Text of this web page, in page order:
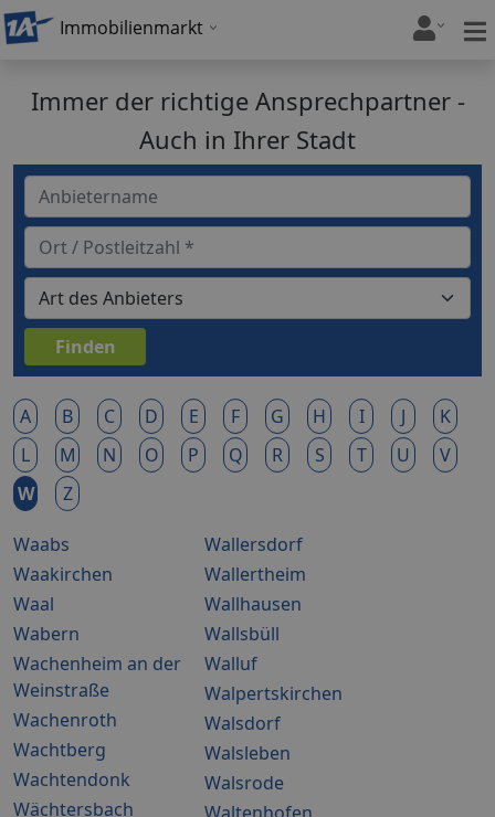
Immobilienmarkt
Immer der richtige Ansprechpartner -
Auch in Ihrer Stadt
A B C D E F G H I J
K
L
M N O P Q R S T U
V
W
Z
Waabs
Waakirchen
Waal
Wabern
Wachenheim an der
Weinstraße
Wachenroth
Wachtberg
Wachtendonk
Wächtersbach
Wallersdorf
Wallertheim
Wallhausen
Wallsbüll
Walluf
Walpertskirchen
Walsdorf
Walsleben
Walsrode